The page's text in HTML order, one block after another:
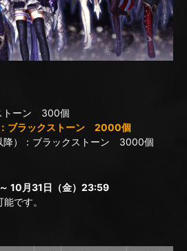
トーン 300個
ブラックストーン 2000個
降）：ブラックストーン 3000個
10月31日（金）23:59
です。